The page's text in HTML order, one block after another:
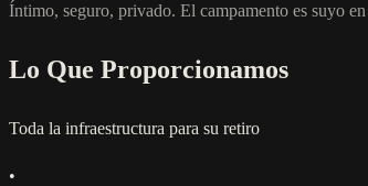
Íntimo, seguro, privado. El campamento es suyo
Lo Que Proporcionamos
Toda la infraestructura para su retiro
•